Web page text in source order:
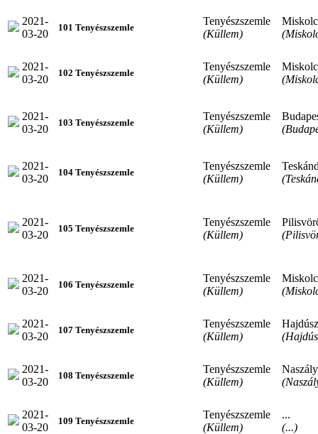
2021-
03-20
101 Tenyészszemle
Tenyészszemle
(Küllem)
Miskolc
2021-
03-20
102 Tenyészszemle
Tenyészszemle
(Küllem)
Miskolc
2021-
03-20
103 Tenyészszemle
Tenyészszemle
(Küllem)
2021-
03-20
104 Tenyészszemle
Tenyészszemle
(Küllem)
2021-
03-20
105 Tenyészszemle
Tenyészszemle
(Küllem)
2021-
03-20
106 Tenyészszemle
Tenyészszemle
(Küllem)
Miskolc
2021-
03-20
107 Tenyészszemle
Tenyészszemle
(Küllem)
2021-
03-20
108 Tenyészszemle
Tenyészszemle
(Küllem)
Naszály
2021-
03-20
109 Tenyészszemle
Tenyészszemle
(Küllem)
...
(...)